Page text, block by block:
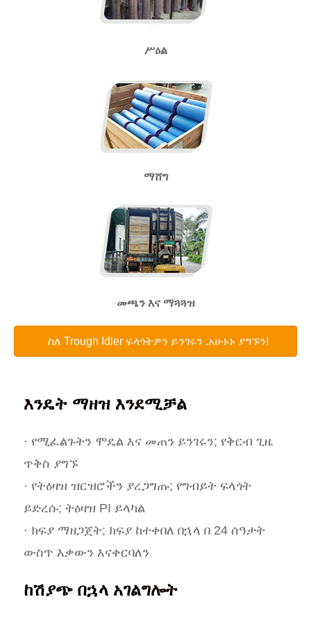
ሥዕል
ማሸግ
መጫን እና ማጓጓዝ
ስለ Trough Idler ፍላጎትዎን ይንገሩን .አሁኑኑ ያግኙን!
እንዴት ማዘዝ እንደሚቻል
· የሚፈልጉትን ሞዴል እና መጠን ይንገሩን; የቅርብ ጊዜ
ጥቅስ ያግኙ
· የትዕዛዝ ዝርዝሮችን ያረጋግጡ; የግብይት ፍላጎት
ይድረሱ; ትዕዛዝ PI ይላካል
· ክፍያ ማዘጋጀት; ክፍያ ከተቀበለ በኋላ በ 24 ሰዓታት
ውስጥ እቃውን እናቀርባለን
ከሽያጭ በኋላ አገልግሎት